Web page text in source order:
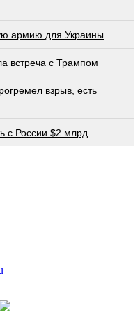
армию для Украины
встреча с Трампом
взрыв, есть
c России $2 млрд